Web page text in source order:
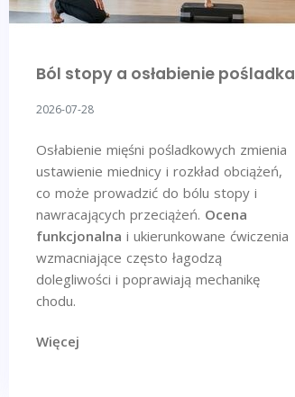
Ból stopy a osłabienie pośladka
2026-07-28
Osłabienie mięśni pośladkowych zmienia
ustawienie miednicy i rozkład obciążeń,
co może prowadzić do bólu stopy i
nawracających przeciążeń. Ocena
funkcjonalna i ukierunkowane ćwiczenia
wzmacniające często łagodzą
dolegliwości i poprawiają mechanikę
chodu.
Więcej